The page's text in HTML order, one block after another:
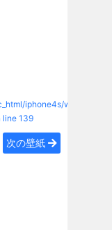
iphone4s/wp-
line 139
次の壁紙